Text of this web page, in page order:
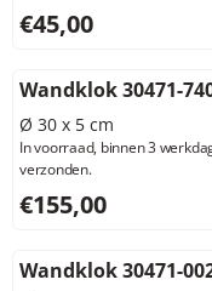
Prijs: 45,00, exclusief
€45,00
Wandklok 30471-
Ø 30 x 5 cm
In voorraad, binnen 3
verzonden.
Prijs: 155,00,
€155,00
Wandklok 30471-